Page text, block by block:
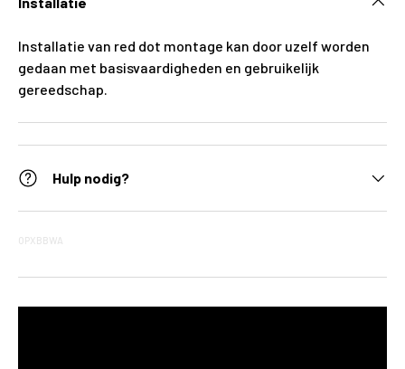
Installatie van red dot montage kan door uzelf worden
gedaan met basisvaardigheden en gebruikelijk
gereedschap.
Hulp nodig?
OPXBBWA